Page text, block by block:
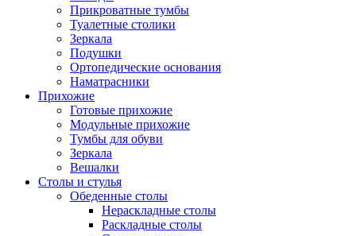
Прикроватные тумбы
Туалетные столики
Зеркала
Подушки
Ортопедические основания
Наматрасники
Прихожие
Готовые прихожие
Модульные прихожие
Тумбы для обуви
Зеркала
Вешалки
Столы и стулья
Обеденные столы
Нераскладные столы
Раскладные столы